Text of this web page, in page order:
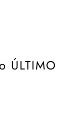
ÚLTIMO